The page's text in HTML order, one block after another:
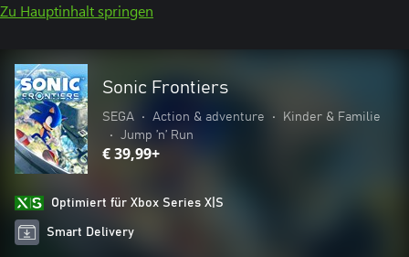
Zu Hauptinhalt springen
Sonic Frontiers
SEGA • Action & adventure •
Kinder & Familie
•
Jump ’n’ Run
€ 39,99+
Optimiert für Xbox Series X|S
Smart Delivery